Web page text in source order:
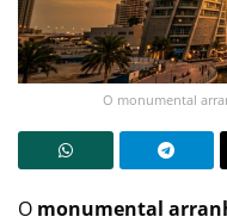
O monumental
O monumental